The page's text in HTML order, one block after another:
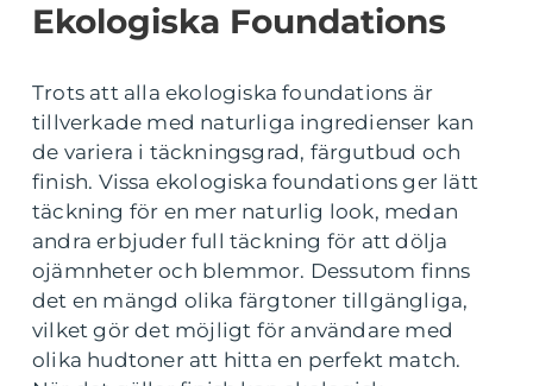
Ekologiska Foundations
Trots att alla ekologiska foundations är
tillverkade med naturliga ingredienser kan
de variera i täckningsgrad, färgutbud och
finish. Vissa ekologiska foundations ger lätt
täckning för en mer naturlig look, medan
andra erbjuder full täckning för att dölja
ojämnheter och blemmor. Dessutom finns
det en mängd olika färgtoner tillgängliga,
vilket gör det möjligt för användare med
olika hudtoner att hitta en perfekt match.